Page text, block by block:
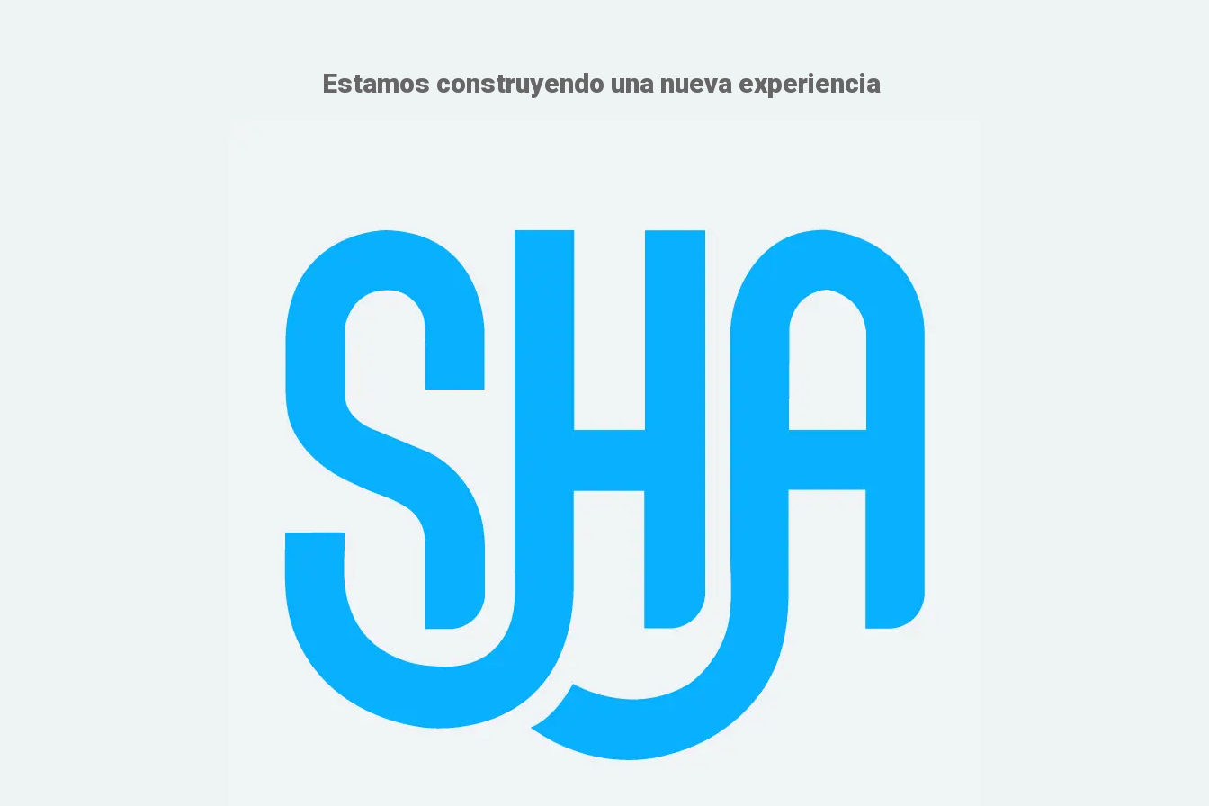
Estamos construyendo una nueva experiencia